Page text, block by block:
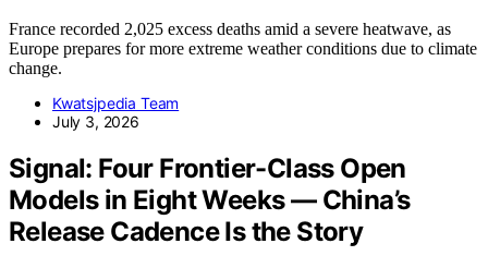
France recorded 2,025 excess deaths amid a severe heatwave, as
Europe prepares for more extreme weather conditions due to climate
change.
Kwatsjpedia Team
July 3, 2026
Signal: Four Frontier-Class Open
Models in Eight Weeks — China’s
Release Cadence Is the Story